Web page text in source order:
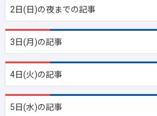
2日(日)の夜までの記事
3日(月)の記事
4日(火)の記事
5日(水)の記事